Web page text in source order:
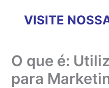
VISITE
O que é:
para